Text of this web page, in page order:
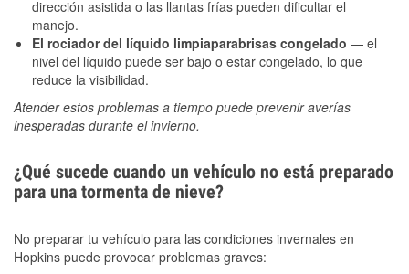
dirección asistida o las llantas frías pueden dificultar el
manejo.
El rociador del líquido limpiaparabrisas congelado — el
nivel del líquido puede ser bajo o estar congelado, lo que
reduce la visibilidad.
Atender estos problemas a tiempo puede prevenir averías
inesperadas durante el invierno.
¿Qué sucede cuando un vehículo no está preparado
para una tormenta de nieve?
No preparar tu vehículo para las condiciones invernales en
Hopkins puede provocar problemas graves: